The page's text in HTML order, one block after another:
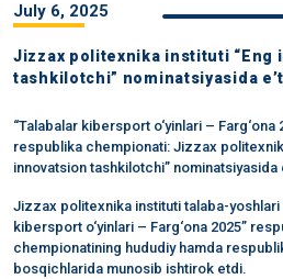
July 6, 2025
Jizzax politexnika instituti “Eng
tashkilotchi” nominatsiyasida
“Talabalar kibersport o‘yinlari – Farg‘ona
respublika chempionati: Jizzax
innovatsion tashkilotchi” nominatsiyasida
Jizzax politexnika instituti talaba-yoshlari
kibersport o‘yinlari – Farg‘ona 2025”
chempionatining hududiy hamda
bosqichlarida munosib ishtirok etdi.